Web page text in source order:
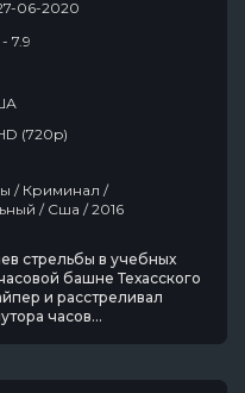
06-2020
7.9
(720p)
/ Криминал /
/ Сша / 2016
стрельбы в учебных
башне Техасского
и расстреливал
часов…